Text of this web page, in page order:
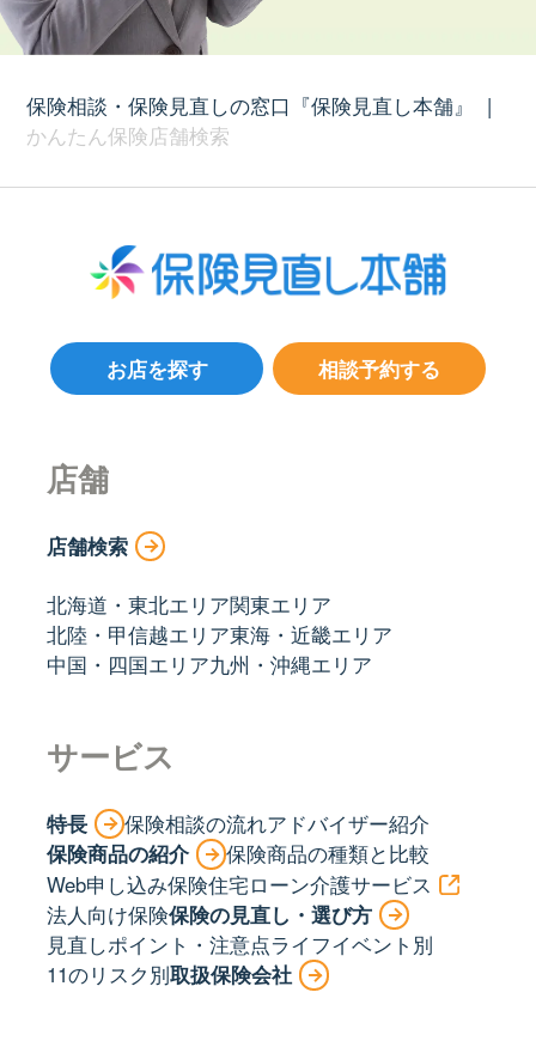
保険相談・保険見直しの窓口『保険見直し本舗』
|
かんたん保険店舗検索
相談予約する
お店を探す
店舗
店舗検索
北海道・東北エリア関東エリア
北陸・甲信越エリア東海・近畿エリア
中国・四国エリア九州・沖縄エリア
サービス
特長 保険相談の流れアドバイザー紹介
保険商品の紹介
保険商品の種類と比較
Web申し込み保険住宅ローン介護サービス
法人向け保険保険の見直し・選び方
見直しポイント・注意点ライフイベント別
11のリスク別取扱保険会社